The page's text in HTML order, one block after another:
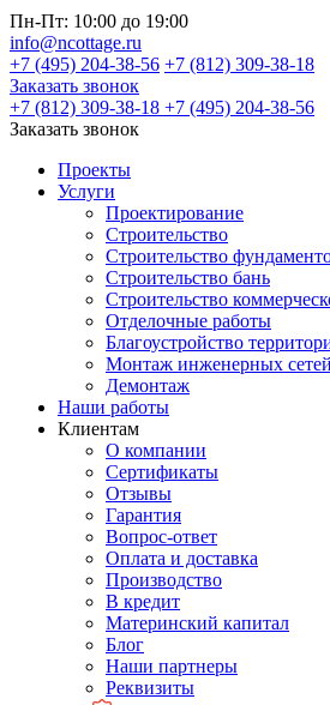
Пн-Пт: 10:00 до 19:00
info@ncottage.ru
+7 (495) 204-38-56 +7 (812) 309-38-18
Заказать звонок
+7 (812) 309-38-18 +7 (495) 204-38-56
Заказать звонок
Проекты
Услуги
Проектирование
Строительство
Строительство
Строительство бань
Строительство
Отделочные работы
Благоустройство
Монтаж инженерных сетей
Демонтаж
Наши работы
Клиентам
О компании
Сертификаты
Отзывы
Гарантия
Вопрос-ответ
Оплата и доставка
Производство
В кредит
Материнский капитал
Блог
Наши партнеры
Реквизиты